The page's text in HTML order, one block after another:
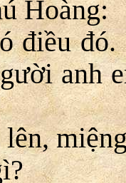
Hoàng:
đó.
anh